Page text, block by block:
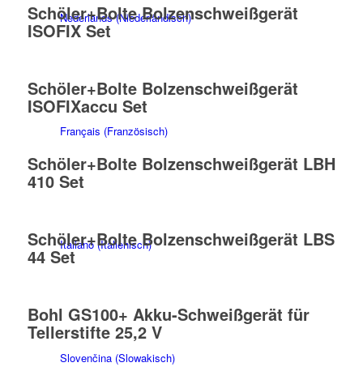
Nederlands(Niederländisch)
Français (Französisch)
Italiano(Italienisch)
Slovenčina (Slowakisch)
Schöler+Bolte Bolzenschweißgerät
ISOFIX Set
Schöler+Bolte Bolzenschweißgerät
ISOFIXaccu Set
Schöler+Bolte Bolzenschweißgerät LBH
410 Set
Schöler+Bolte Bolzenschweißgerät LBS
44 Set
Bohl GS100+ Akku-Schweißgerät für
Tellerstifte 25,2 V